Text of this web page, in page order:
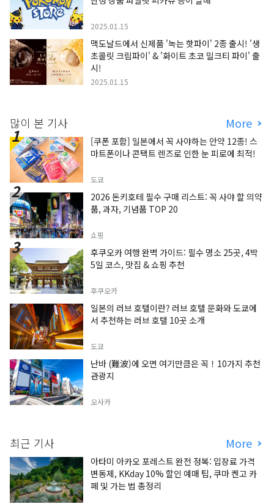
2025.01.15
맥도날드에서 신제품 '녹는 핫파이' 2종 출시! '생
초콜릿 크림파이' & '화이트 초코 밀크티 파이' 출
시!
2025.01.15
많이 본 기사 More
[쿠폰 포함] 일본에서 꼭 사야하는 안약 12종! 스
마트폰이나 콘택트 렌즈로 인한 눈 피로에 최적!
도쿄
2026 돈키호테 필수 구매 리스트: 꼭 사야 할 의약
품, 과자, 기념품 TOP 20
쇼핑
후쿠오카 여행 완벽 가이드: 필수 명소 25곳, 4박
5일 코스, 맛집 & 쇼핑 추천
후쿠오카
일본의 러브 호텔이란? 러브 호텔 문화와 도쿄에
서 추천하는 러브 호텔 10곳 소개
도쿄
난바 (難波)에 오면 여기만큼은 꼭！10가지 추천
관광지
오사카
최근 기사 More
아타미 아카오 포레스트 완전 정복: 입장료 가격
변동제, KKday 10% 할인 예매 팁, 쿠마 켄고 카
페 및 가는 법 총정리